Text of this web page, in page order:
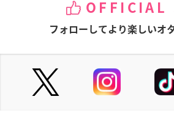
OFFICIAL
フォローしてより楽しいオ